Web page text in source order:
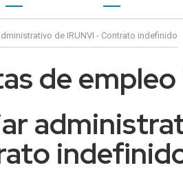
de IRUNVI - Contrato indefinido
de